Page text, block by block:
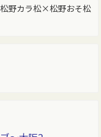
松野カラ松×松野おそ松